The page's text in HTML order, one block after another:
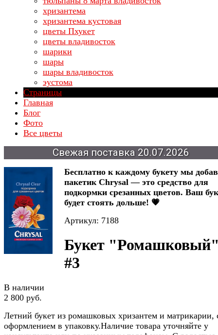
хризантема
хризантема кустовая
цветы Пхукет
цветы владивосток
шарики
шары
шары владивосток
эустома
Страницы
Главная
Блог
Фото
Все цветы
Свежая поставка 20.07.2026
Бесплатно к каждому букету мы
пакетик Chrysal — это средство для
подкормки срезанных цветов. Ваш
будет стоять дольше! 💗
Артикул: 7188
Букет
#3
В наличии
2 800 руб.
Летний букет из ромашковых хризантем и матрикарии,
оформлением в упаковку.Наличие товара уточняйте у